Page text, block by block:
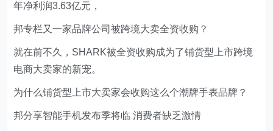
年净利润3.63亿元，
邦专栏又一家品牌公司被跨境大卖全资收购？
就在前不久，SHARK被全资收购成为了铺货型上市跨境
电商大卖家的新宠。
为什么铺货型上市大卖家会收购这么个潮牌手表品牌？
邦分享智能手机发布季将临 消费者缺乏激情